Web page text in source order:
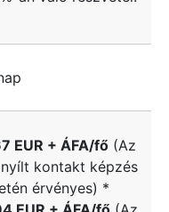
EUR + ÁFA/fő (Az
kontakt képzés
érvényes) *